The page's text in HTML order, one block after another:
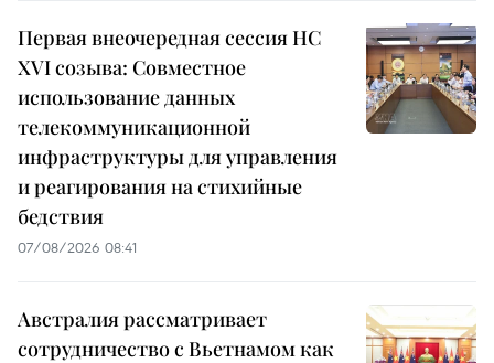
Первая внеочередная сессия НС
XVI созыва: Совместное
использование данных
телекоммуникационной
инфраструктуры для управления
и реагирования на стихийные
бедствия
07/08/2026 08:41
Австралия рассматривает
сотрудничество с Вьетнамом как